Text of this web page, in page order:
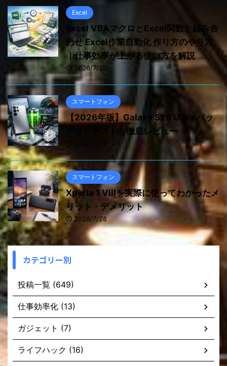
Excel
Excel VBAマクロとExcel関数と組み合
わせ Excel作業自動化 作り方のやり方
｜仕事効率が上がる使い方を解説
2026/7/29
スマートフォン
【2026年版】Galaxy S26 Ultra バッ
テリーテストを徹底レビュー
スマートフォン
Xperia 1 VIIIを実際に使ってわかったメ
リット・デメリット
2026/7/28
カテゴリー別
投稿一覧 (649)
仕事効率化 (13)
ガジェット (7)
ライフハック (16)